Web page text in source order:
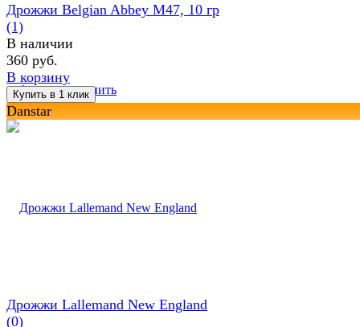
избранное сравнить
Дрожжи Belgian Abbey M47, 10 гр
(1)
В наличии
360 руб.
В корзину
Danstar
Дрожжи Lallemand New England
(0)